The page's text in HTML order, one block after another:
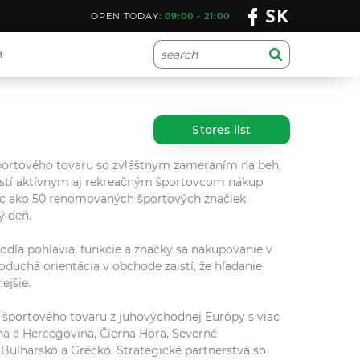
OPEN TODAY: 09:00 - 21:00 SK
Stores list
tovaru so zvláštnym zameraním na beh,
aktívnym aj rekreačným športovcom nákup
ako 50 renomovaných športových značiek
deň.
pohlavia, funkcie a značky sa nakupovanie v
orientácia v obchode zaistí, že hľadanie
tovaru z juhovýchodnej Európy s viac
a Hercegovina, Čierna Hora, Severné
a Grécko. Strategické partnerstvá so